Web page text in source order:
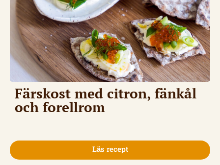
Färskost med citron, fänkål
och forellrom
Läs recept